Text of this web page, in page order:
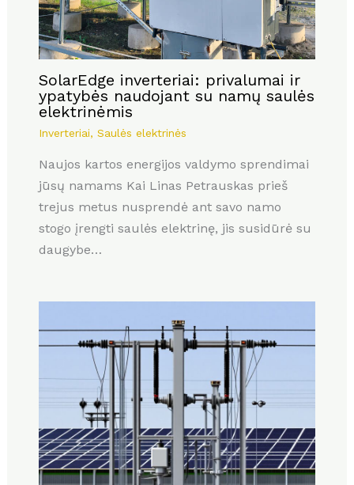
SolarEdge inverteriai: privalumai ir
ypatybės naudojant su namų saulės
elektrinėmis
Inverteriai, Saulės elektrinės
Naujos kartos energijos valdymo sprendimai
jūsų namams Kai Linas Petrauskas prieš
trejus metus nusprendė ant savo namo
stogo įrengti saulės elektrinę, jis susidūrė su
daugybe…